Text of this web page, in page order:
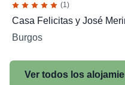
(1)
Casa Felicitas y José
Burgos
Ver todos los